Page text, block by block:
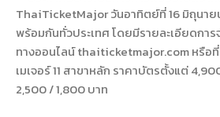
ThaiTicketMajor วันอาทิตย์ที่ 16 มิถุนาย
พร้อมกันทั่วประเทศ โดยมีรายละเอียดกา
ทางออนไลน์ thaiticketmajor.com หรือที่
เมเจอร์ 11 สาขาหลัก ราคาบัตรตั้งแต่
2,500 / 1,800 บาท